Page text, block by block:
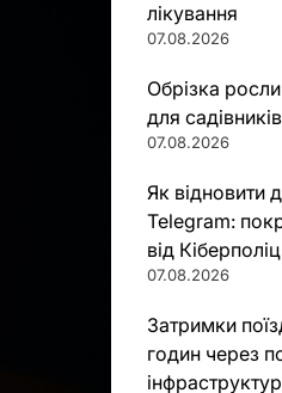
лікування
07.08.2026
Обрізка
для
07.08.2026
Як відновити
Telegram:
від
07.08.2026
Затримки
годин через